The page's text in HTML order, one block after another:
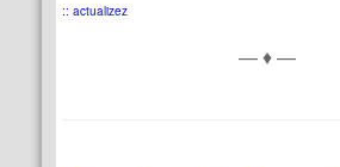
:: actualizez
— ♦ —